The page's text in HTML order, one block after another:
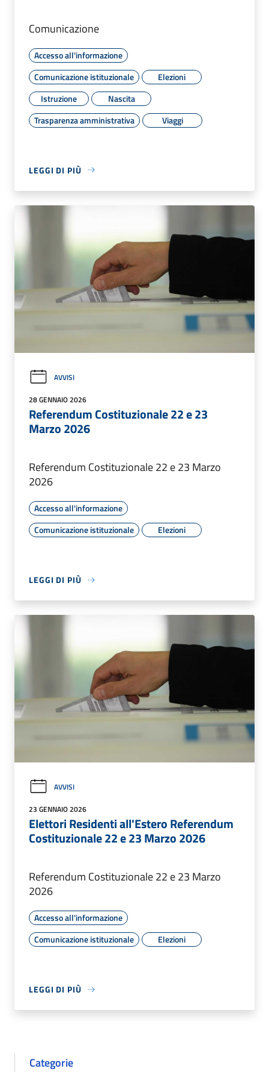
Comunicazione
Accesso all'informazione
Comunicazione istituzionale
Elezioni
Istruzione
Nascita
Trasparenza amministrativa
Viaggi
LEGGI DI PIÙ
AVVISI
28 GENNAIO 2026
Referendum Costituzionale 22 e 23
Marzo 2026
Referendum Costituzionale 22 e 23 Marzo
2026
Accesso all'informazione
Comunicazione istituzionale
Elezioni
LEGGI DI PIÙ
AVVISI
23 GENNAIO 2026
Elettori Residenti all'Estero Referendum
Costituzionale 22 e 23 Marzo 2026
Referendum Costituzionale 22 e 23 Marzo
2026
Accesso all'informazione
Comunicazione istituzionale
Elezioni
LEGGI DI PIÙ
Categorie